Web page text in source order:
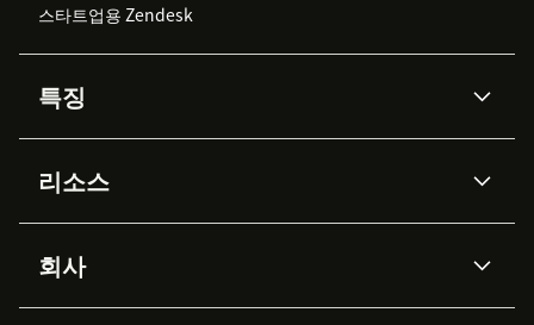
스타트업용 Zendesk
특징
Zendesk AI
Advanced Data Privacy &
Protection
지식창고
리소스
API & 개발자
AI 리서치
이벤트 & 웨비나
회사